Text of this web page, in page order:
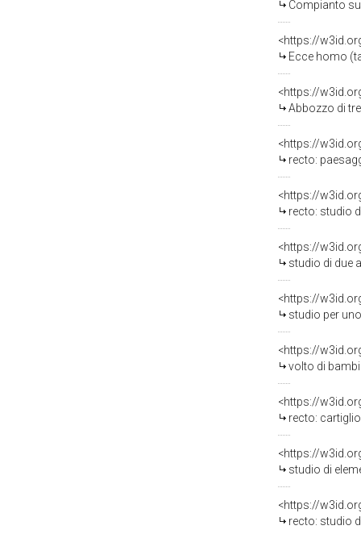
Compianto
<https://
Ecce homo
<https://
Abbozzo di
<https://
recto: paesaggio
<https://
recto: studio di
<https://
studio di due
<https://
studio per uno
<https://
volto di
<https://
recto: cartiglio con
<https://
studio di
<https://
recto: studio di